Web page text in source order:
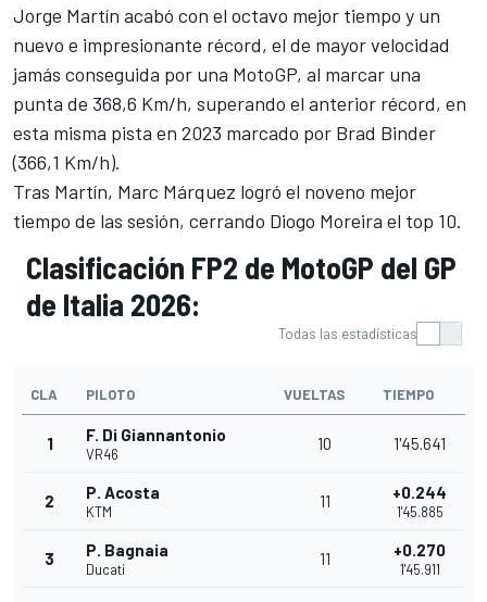
Jorge Martín acabó con el octavo mejor tiempo y un
nuevo e impresionante récord, el de mayor velocidad
jamás conseguida por una MotoGP, al marcar una
punta de 368,6 Km/h, superando el anterior récord, en
esta misma pista en 2023 marcado por Brad Binder
(366,1 Km/h).
Tras Martín, Marc Márquez logró el noveno mejor
tiempo de las sesión, cerrando Diogo Moreira el top 10.
Clasificación FP2 de MotoGP del GP
de Italia 2026:
Todas las estadísticas
CLA PILOTO VUELTAS TIEMPO
1 F. Di Giannantonio
VR46
10 1'45.641
2 P. Acosta
KTM
11 +0.244
1'45.885
3 P. Bagnaia
Ducati
11 +0.270
1'45.911